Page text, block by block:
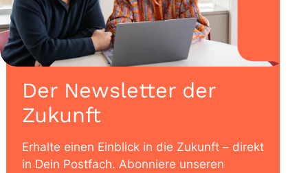
Der Newsletter der
Zukunft
Erhalte einen Einblick in die Zukunft – direkt
in Dein Postfach. Abonniere unseren